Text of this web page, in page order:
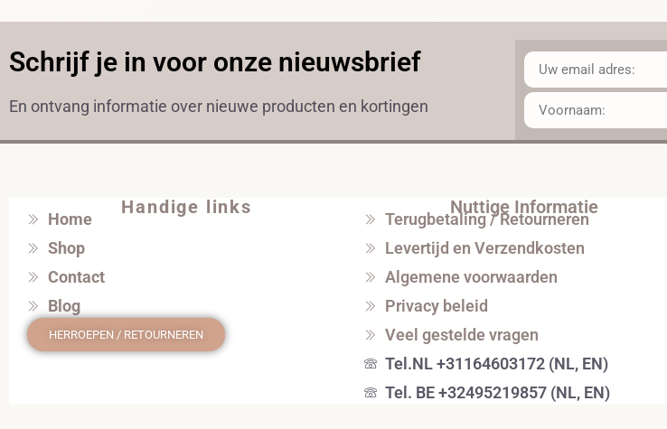
Schrijf je in voor onze nieuwsbrief
En ontvang informatie over nieuwe producten en kortingen
Handige links
Home
Shop
Contact
Blog
HERROEPEN / RETOURNEREN
Nuttige Informatie
Terugbetaling / Retourneren
Levertijd en Verzendkosten
Algemene voorwaarden
Privacy beleid
Veel gestelde vragen
Tel.NL +31164603172 (NL, EN)
Tel. BE +32495219857 (NL, EN)